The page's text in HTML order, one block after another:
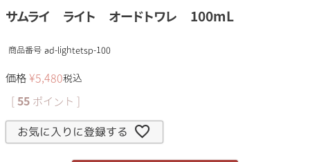
サムライ ライト オードトワレ 100mL
商品番号 ad-lightetsp-100
価格 ¥5,480税込
[ 55 ポイント ]
お気に入りに登録する